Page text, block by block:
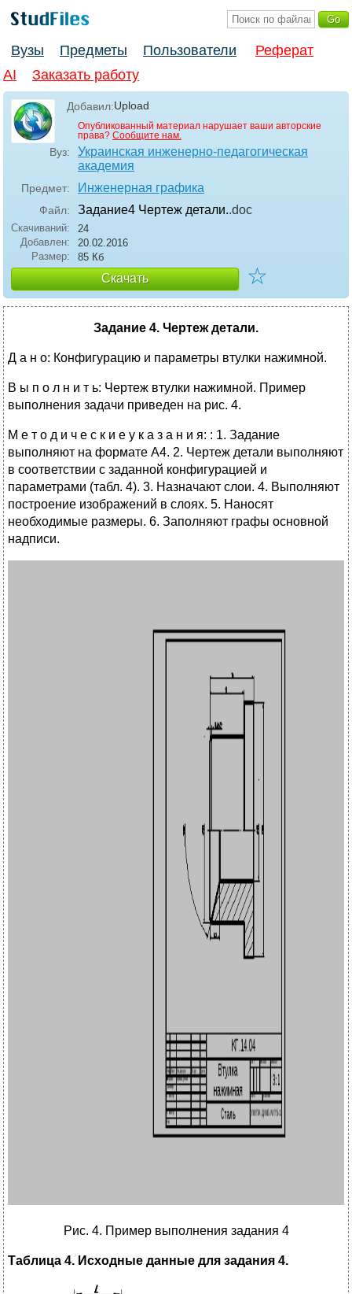
Вузы Предметы Пользователи
Реферат
AI
Заказать работу
Добавил:Upload
Опубликованный материал нарушает ваши авторские
права? Сообщите нам.
Вуз:
Украинская инженерно-педагогическая
академия
Предмет: Инженерная графика
Файл: Задание4 Чертеж детали..doc
Скачиваний:
24
Добавлен:
20.02.2016
Размер:
85 Кб
Скачать ☆
Задание 4. Чертеж детали.
Д а н о: Конфигурацию и параметры втулки нажимной.
В ы п о л н и т ь: Чертеж втулки нажимной. Пример
выполнения задачи приведен на рис. 4.
М е т о д и ч е с к и е у к а з а н и я: : 1. Задание
выполняют на формате А4. 2. Чертеж детали выполняют
в соответствии с заданной конфигурацией и
параметрами (табл. 4). 3. Назначают слои. 4. Выполняют
построение изображений в слоях. 5. Наносят
необходимые размеры. 6. Заполняют графы основной
надписи.
Рис. 4. Пример выполнения задания 4
Таблица 4. Исходные данные для задания 4.